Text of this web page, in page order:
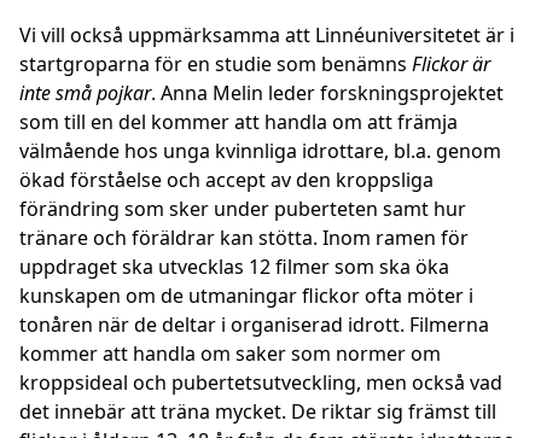
Vi vill också uppmärksamma att Linnéuniversitetet är i
startgroparna för en studie som benämns Flickor är
inte små pojkar. Anna Melin leder forskningsprojektet
som till en del kommer att handla om att främja
välmående hos unga kvinnliga idrottare, bl.a. genom
ökad förståelse och accept av den kroppsliga
förändring som sker under puberteten samt hur
tränare och föräldrar kan stötta. Inom ramen för
uppdraget ska utvecklas 12 filmer som ska öka
kunskapen om de utmaningar flickor ofta möter i
tonåren när de deltar i organiserad idrott. Filmerna
kommer att handla om saker som normer om
kroppsideal och pubertetsutveckling, men också vad
det innebär att träna mycket. De riktar sig främst till